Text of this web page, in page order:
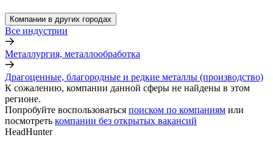
Компании в других городах
Все индустрии
Металлургия, металлообработка
Драгоценные, благородные и редкие металлы (производство)
К сожалению, компании данной сферы не найдены в этом
регионе.
Попробуйте воспользоваться поиском по компаниям или
посмотреть компании без открытых вакансий
HeadHunter